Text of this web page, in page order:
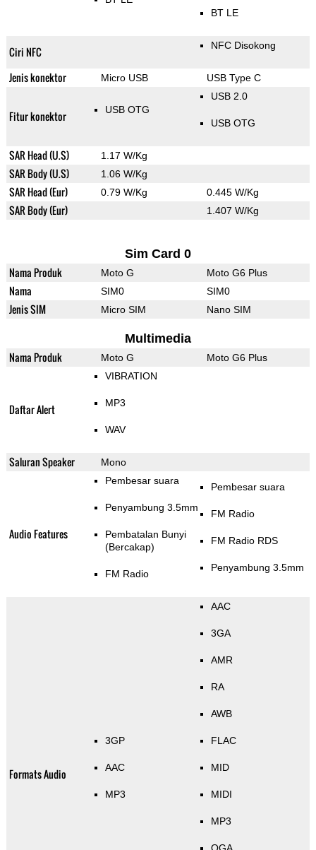
BT LE
Ciri NFC NFC Disokong
Jenis konektor Micro USB USB Type C
Fitur konektor USB OTG
USB 2.0
USB OTG
SAR Head (U.S) 1.17 W/Kg
SAR Body (U.S) 1.06 W/Kg
SAR Head (Eur) 0.79 W/Kg 0.445 W/Kg
SAR Body (Eur) 1.407 W/Kg
Sim Card 0
Nama Produk Moto G Moto G6 Plus
Nama SIM0 SIM0
Jenis SIM Micro SIM Nano SIM
Multimedia
Nama Produk Moto G Moto G6 Plus
Daftar Alert
VIBRATION
MP3
WAV
Saluran Speaker Mono
Audio Features
Pembesar suara
Penyambung 3.5mm
Pembatalan Bunyi
(Bercakap)
FM Radio
Pembesar suara
FM Radio
FM Radio RDS
Penyambung 3.5mm
Formats Audio
3GP
AAC
MP3
AAC
3GA
AMR
RA
AWB
FLAC
MID
MIDI
MP3